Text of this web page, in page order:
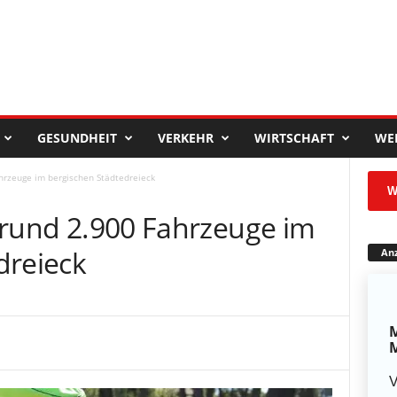
GESUNDHEIT VERKEHR WIRTSCHAFT
im bergischen Städtedreieck
2.900 Fahrzeuge im